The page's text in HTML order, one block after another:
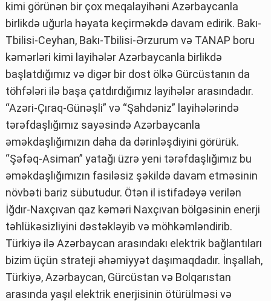
kimi görünən bir çox meqalayihəni Azərbaycanla
birlikdə uğurla həyata keçirməkdə davam edirik. Bakı-
Tbilisi-Ceyhan, Bakı-Tbilisi-Ərzurum və TANAP boru
kəmərləri kimi layihələr Azərbaycanla birlikdə
başlatdığımız və digər bir dost ölkə Gürcüstanın da
töhfələri ilə başa çatdırdığımız layihələr arasındadır.
“Azəri-Çıraq-Günəşli” və “Şahdəniz” layihələrində
tərəfdaşlığımız sayəsində Azərbaycanla
əməkdaşlığımızın daha da dərinləşdiyini görürük.
“Şəfəq-Asiman” yatağı üzrə yeni tərəfdaşlığımız bu
əməkdaşlığımızın fasiləsiz şəkildə davam etməsinin
növbəti bariz sübutudur. Ötən il istifadəyə verilən
İğdır-Naxçıvan qaz kəməri Naxçıvan bölgəsinin enerji
təhlükəsizliyini dəstəkləyib və möhkəmləndirib.
Türkiyə ilə Azərbaycan arasındakı elektrik bağlantıları
bizim üçün strateji əhəmiyyət daşımaqdadır. İnşallah,
Türkiyə, Azərbaycan, Gürcüstan və Bolqarıstan
arasında yaşıl elektrik enerjisinin ötürülməsi və